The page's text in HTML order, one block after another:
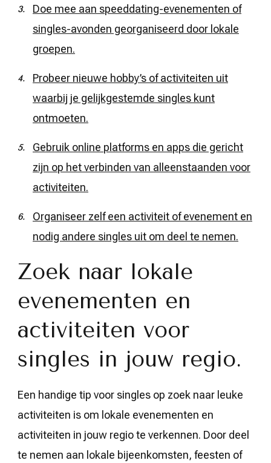
Doe mee aan speeddating-evenementen of
singles-avonden georganiseerd door lokale
groepen.
Probeer nieuwe hobby’s of activiteiten uit
waarbij je gelijkgestemde singles kunt
ontmoeten.
Gebruik online platforms en apps die gericht
zijn op het verbinden van alleenstaanden voor
activiteiten.
Organiseer zelf een activiteit of evenement en
nodig andere singles uit om deel te nemen.
Zoek naar lokale
evenementen en
activiteiten voor
singles in jouw regio.
Een handige tip voor singles op zoek naar leuke
activiteiten is om lokale evenementen en
activiteiten in jouw regio te verkennen. Door deel
te nemen aan lokale bijeenkomsten, feesten of